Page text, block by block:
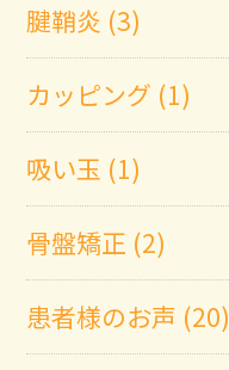
腱鞘炎 (3)
カッピング (1)
吸い玉 (1)
骨盤矯正 (2)
患者様のお声 (20)